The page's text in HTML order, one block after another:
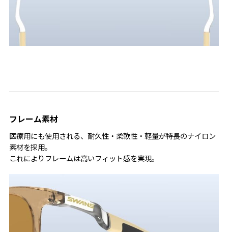
フレーム素材
医療用にも使用される、耐久性・柔軟性・軽量が特長のナイロン
素材を採用。
これによりフレームは高いフィット感を実現。